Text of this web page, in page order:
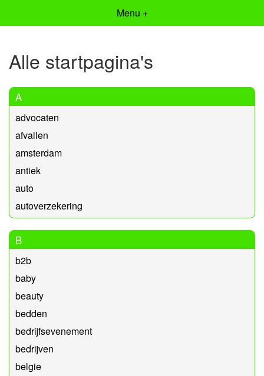
Menu +
Alle startpagina's
A
advocaten
afvallen
amsterdam
antiek
auto
autoverzekering
B
b2b
baby
beauty
bedden
bedrijfsevenement
bedrijven
belgie